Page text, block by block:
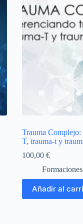
Trauma
T, trauma-t y
100,00 €
Añadir al